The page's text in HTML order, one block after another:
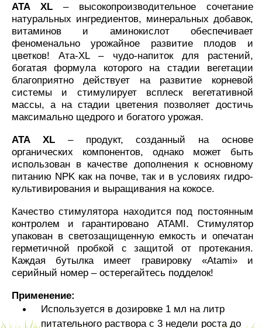
ATA XL – высокопроизводительное сочетание
натуральных ингредиентов, минеральных добавок,
витаминов и аминокислот обеспечивает
феноменально урожайное развитие плодов и
цветков! Ата-XL – чудо-напиток для растений,
богатая формула которого на стадии вегетации
благоприятно действует на развитие корневой
системы и стимулирует всплеск вегетативной
массы, а на стадии цветения позволяет достичь
максимально щедрого и богатого урожая.
ATA XL – продукт, созданный на основе
органических компонентов, однако может быть
использован в качестве дополнения к основному
питанию NPK как на почве, так и в условиях гидро-
культивирования и выращивания на кокосе.
Качество стимулятора находится под постоянным
контролем и гарантировано ATAMI. Стимулятор
упакован в светозащищенную емкость и опечатан
герметичной пробкой с защитой от протекания.
Каждая бутылка имеет гравировку «Atami» и
серийный номер – остерегайтесь подделок!
Применение:
Используется в дозировке 1 мл на литр
питательного раствора с 3 недели роста до